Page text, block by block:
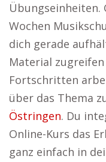
Übungseinheiten.
Wochen
dich gerade
Material
Fortschritten
über das Thema
Östringen. Du
Online-Kurs das
ganz einfach in